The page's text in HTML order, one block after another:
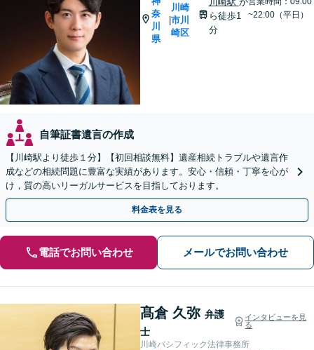
奈
川
県
|
川崎
市川
崎区
ら徒歩1
分
~22:00（平日）
自筆証書遺言の作成
【川崎駅より徒歩１分】【初回相談無料】遺産相続トラブルや遺言作
成などの相続問題に豊富な実績があります。安心・信頼・丁寧を心が
け，質の高いリーガルサービスを目指しております。
料金表を見る
電話でお問い合わせ メールでお問い合わせ
髙倉 久弥 弁護
士
インタビューを見
る
川崎パシフィック法律事務所